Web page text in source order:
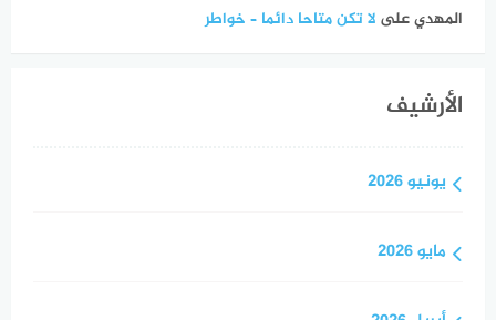
المهديعلى لا تكن متاحا دائما – خواطر
الأرشيف
يونيو 2026
مايو 2026